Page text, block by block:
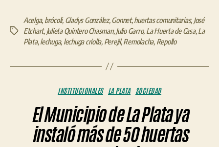
Etiquetas
Acelga, brócoli, Gladys González,Gonnet,huertas comunitarias, José
Etchart, Julieta Quintero Chasman,Julio Garro, La Huerta de Casa,La
Plata,lechuga, lechuga criolla, Perejil,Remolacha, Repollo
Categorías
INSTITUCIONALES LA PLATA SOCIEDAD
El Municipio de La Plata ya
instaló más de 50 huertas